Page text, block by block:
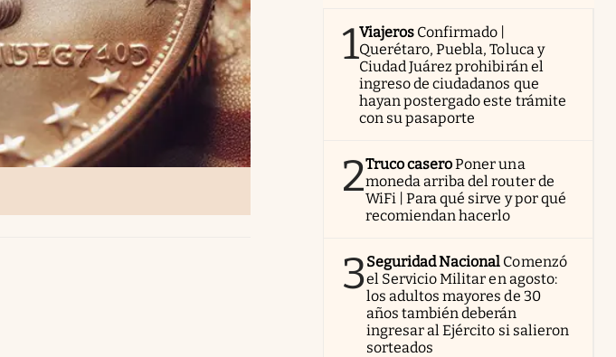
1Viajeros Confirmado |
Querétaro, Puebla, Toluca y
Ciudad Juárez prohibirán el
ingreso de ciudadanos que
hayan postergado este trámite
con su pasaporte
2Truco caseroPoner una
moneda arriba del router de
WiFi | Para qué sirve y por qué
recomiendan hacerlo
3Seguridad Nacional Comenzó
el Servicio Militar en agosto:
los adultos mayores de 30
años también deberán
ingresar al Ejército si salieron
sorteados